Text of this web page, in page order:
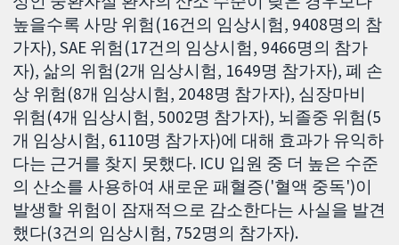
높을수록 사망 위험(16건의 임상시험, 9408명의 참
가자), SAE 위험(17건의 임상시험, 9466명의 참가
자), 삶의 위험(2개 임상시험, 1649명 참가자), 폐 손
상 위험(8개 임상시험, 2048명 참가자), 심장마비
위험(4개 임상시험, 5002명 참가자), 뇌졸중 위험(5
개 임상시험, 6110명 참가자)에 대해 효과가 유익하
다는 근거를 찾지 못했다. ICU 입원 중 더 높은 수준
의 산소를 사용하여 새로운 패혈증('혈액 중독')이
발생할 위험이 잠재적으로 감소한다는 사실을 발견
했다(3건의 임상시험, 752명의 참가자).